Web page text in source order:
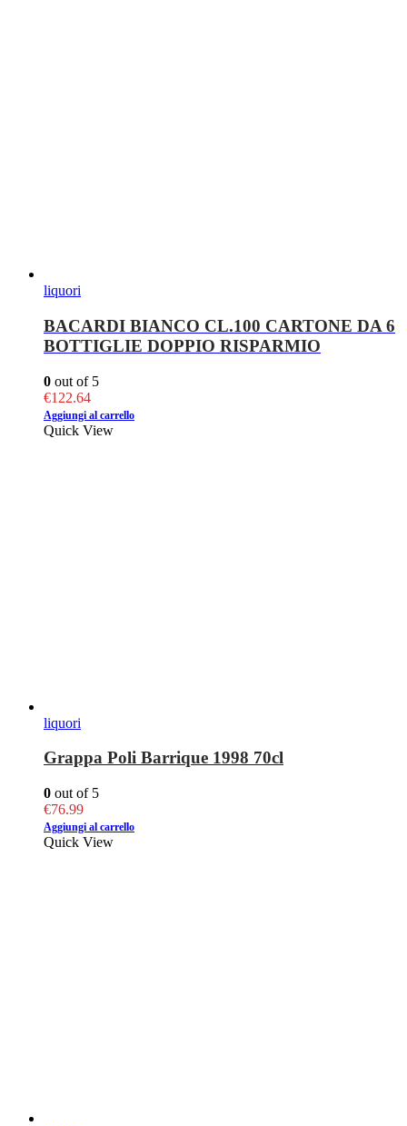
liquori
BACARDI BIANCO CL.100 CARTONE DA 6
BOTTIGLIE DOPPIO RISPARMIO
0 out of 5
€122.64
Aggiungi al carrello
Quick View
liquori
Grappa Poli Barrique 1998 70cl
0 out of 5
€76.99
Aggiungi al carrello
Quick View